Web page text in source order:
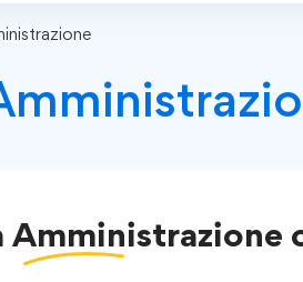
Amministrazione